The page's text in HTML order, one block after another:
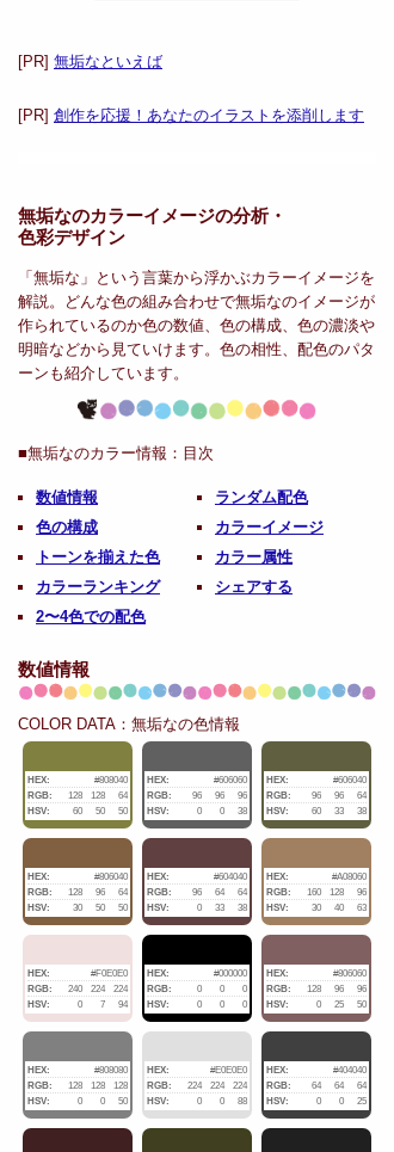
[PR] 無垢なといえば
[PR] 創作を応援！あなたのイラストを添削します
無垢なのカラーイメージの分析・
色彩デザイン
「無垢な」という言葉から浮かぶカラーイメージを
解説。どんな色の組み合わせで無垢なのイメージが
作られているのか色の数値、色の構成、色の濃淡や
明暗などから見ていけます。色の相性、配色のパタ
ーンも紹介しています。
■無垢なのカラー情報： 目次
数値情報
色の構成
トーンを揃えた色
カラーランキング
2〜4色での配色
ランダム配色
カラーイメージ
カラー属性
シェアする
数値情報
COLOR DATA：無垢なの色情報
HEX:
#808040
RGB:
128 128
64
HSV:
60 50 50
HEX:
#606060
RGB:
96 96
96
HSV:
0 0 38
HEX:
#606040
RGB:
96 96
64
HSV:
60 33 38
HEX:
#806040
RGB:
128 96
64
HSV:
30 50 50
HEX:
#604040
RGB:
96 64
64
HSV:
0 33 38
HEX:
#A08060
RGB:
160 128
96
HSV:
30 40 63
HEX:
#F0E0E0
RGB:
240 224
224
HSV:
0 7 94
HEX:
#000000
RGB:
0 0
0
HSV:
0 0 0
HEX:
#806060
RGB:
128 96
96
HSV:
0 25 50
HEX:
#808080
RGB:
128 128
128
HSV:
0 0 50
HEX:
#E0E0E0
RGB:
224 224
224
HSV:
0 0 88
HEX:
#404040
RGB:
64 64
64
HSV:
0 0 25